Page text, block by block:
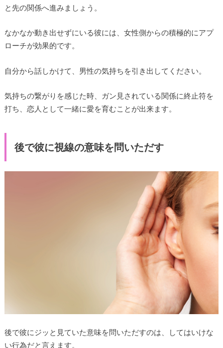
と先の関係へ進みましょう。
なかなか動き出せずにいる彼には、女性側からの積極的にアプ
ローチが効果的です。
自分から話しかけて、男性の気持ちを引き出してください。
気持ちの繋がりを感じた時、ガン見されている関係に終止符を
打ち、恋人として一緒に愛を育むことが出来ます。
後で彼に視線の意味を問いただす
後で彼にジッと見ていた意味を問いただすのは、してはいけな
い行為だと言えます。